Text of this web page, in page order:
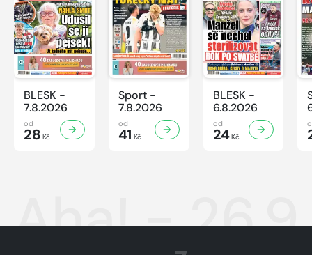
BLESK -
7.8.2026
od
28 Kč
Sport -
7.8.2026
od
41 Kč
BLESK -
6.8.2026
od
24Kč
Aha! -